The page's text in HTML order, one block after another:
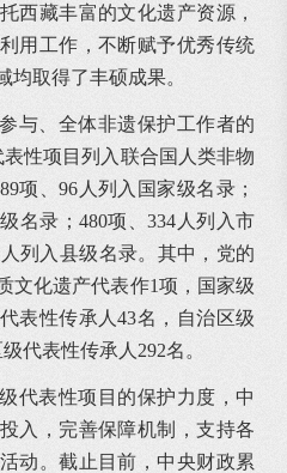
西藏丰富的文化遗产资源，
用工作，不断赋予优秀传统
均取得了丰硕成果。
与、全体非遗保护工作者的
性项目列入联合国人类非物
项、96人列入国家级名录；
名录；480项、334人列入市
列入县级名录。其中，党的
文化遗产代表作1项，国家级
表性传承人43名，自治区级
代表性传承人292名。
代表性项目的保护力度，中
入，完善保障机制，支持各
动。截止目前，中央财政累